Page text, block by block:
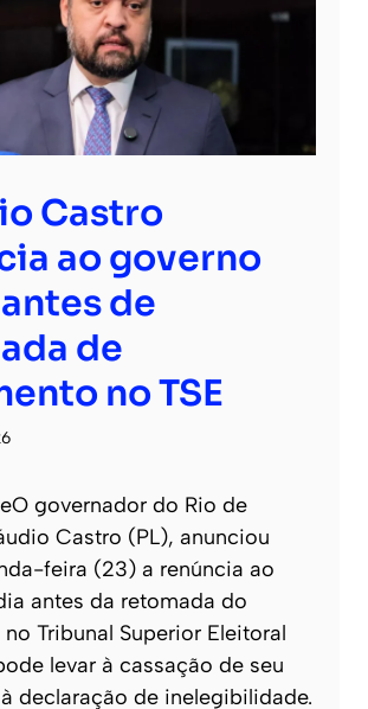
Castro
ao governo
de
de
no TSE
governador do Rio de
Castro (PL), anunciou
feira (23) a renúncia ao
antes da retomada do
Tribunal Superior Eleitoral
levar à cassação de seu
declaração de inelegibilidade.